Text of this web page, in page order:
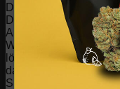
Da diese Cookies für
Dienste und
Ablehnung
Webseite. Sie können
löschen, indem Sie
das Blockieren aller
Sie werden jedoch